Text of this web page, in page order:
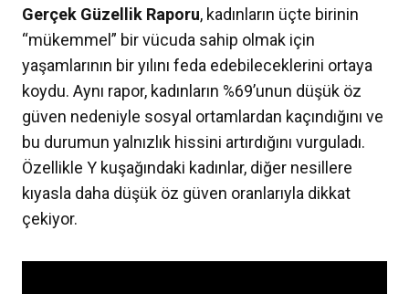
Gerçek Güzellik Raporu, kadınların üçte birinin
“mükemmel” bir vücuda sahip olmak için
yaşamlarının bir yılını feda edebileceklerini ortaya
koydu. Aynı rapor, kadınların %69’unun düşük öz
güven nedeniyle sosyal ortamlardan kaçındığını ve
bu durumun yalnızlık hissini artırdığını vurguladı.
Özellikle Y kuşağındaki kadınlar, diğer nesillere
kıyasla daha düşük öz güven oranlarıyla dikkat
çekiyor.